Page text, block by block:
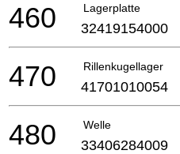
Lagerplatte
460 32419154000
Rillenkugellager
470 41701010054
Welle
480 33406284009